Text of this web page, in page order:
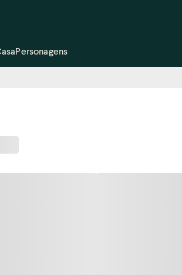
Personagens